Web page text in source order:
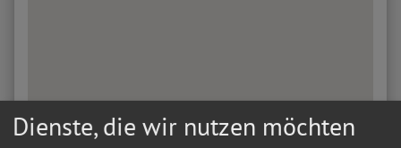
Dienste, die wir nutzen möchten